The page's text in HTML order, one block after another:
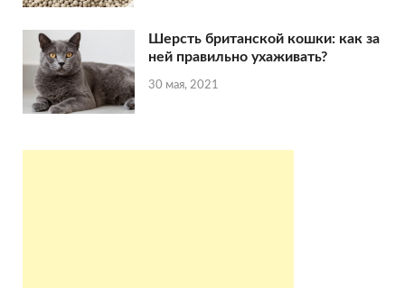
Шерсть британской кошки: как за
ней правильно ухаживать?
30 мая, 2021